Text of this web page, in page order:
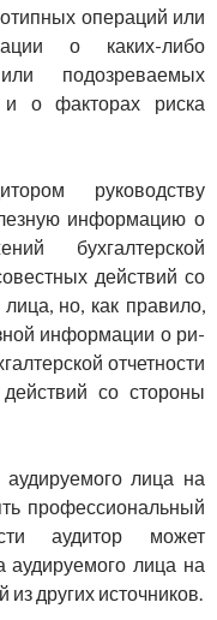
операций или
о каких-либо
подозреваемых
и о факторах риска
руководству
информацию о
бухгалтерской
действий со
но, как правило,
информации о ри­
отчетности
со стороны
лица на
профессиональный
аудитор может
аудируемого лица на
других источников.